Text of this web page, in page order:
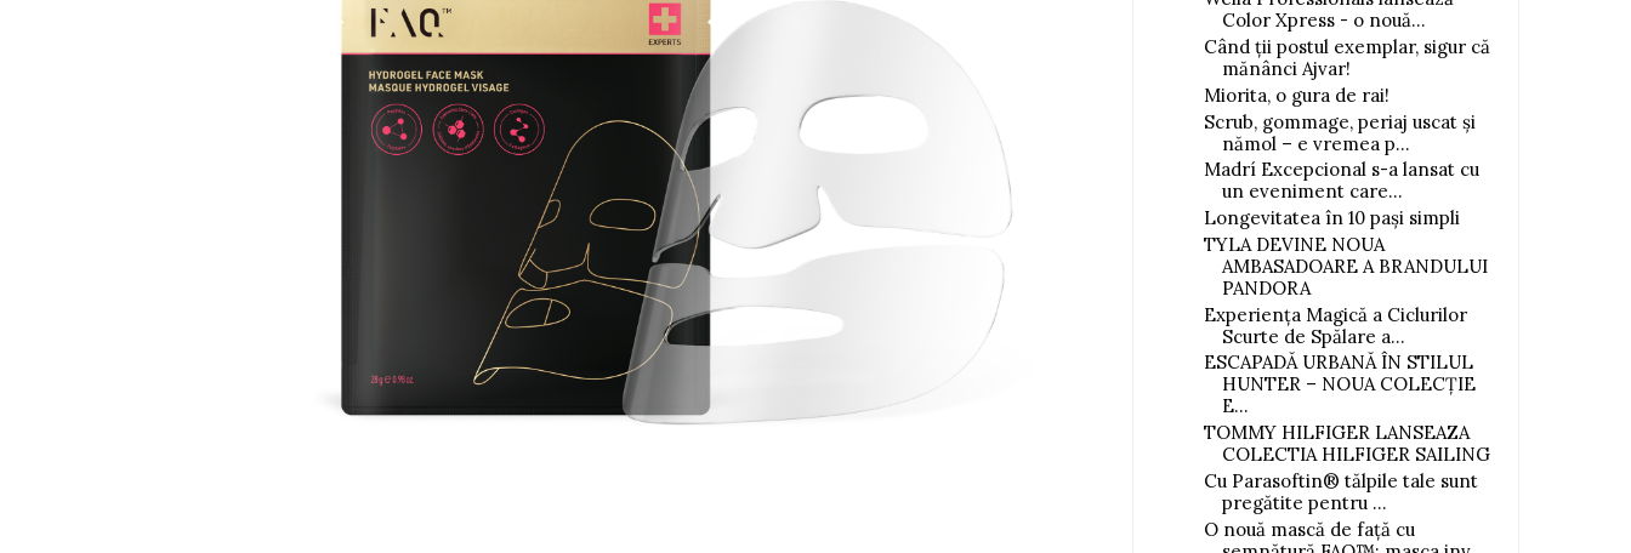
Color Xpress - o nouă...
Când ții postul exemplar, sigur că
mănânci Ajvar!
Miorita, o gura de rai!
Scrub, gommage, periaj uscat și
nămol – e vremea p...
Madrí Excepcional s-a lansat cu
un eveniment care...
Longevitatea în 10 pași simpli
TYLA DEVINE NOUA
AMBASADOARE A BRANDULUI
PANDORA
Experiența Magică a Ciclurilor
Scurte de Spălare a...
ESCAPADĂ URBANĂ ÎN STILUL
HUNTER – NOUA COLECȚIE
E...
TOMMY HILFIGER LANSEAZA
COLECTIA HILFIGER SAILING
Cu Parasoftin® tălpile tale sunt
pregătite pentru ...
O nouă mască de față cu